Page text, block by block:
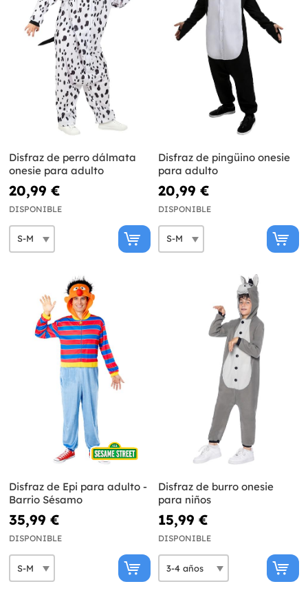
Disfraz de perro dálmata
onesie para adulto
20,99 €
DISPONIBLE
Disfraz de pingüino onesie
para adulto
20,99 €
DISPONIBLE
Disfraz de Epi para adulto -
Barrio Sésamo
35,99 €
DISPONIBLE
Disfraz de burro onesie
para niños
15,99 €
DISPONIBLE